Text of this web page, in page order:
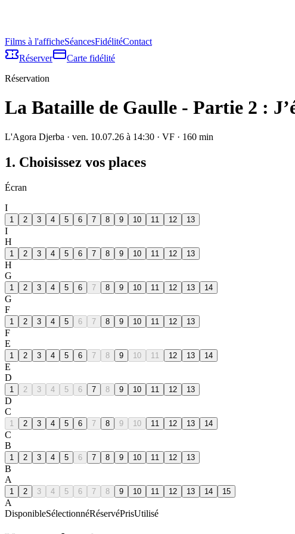
Films à l'afficheSéancesFidélitéContact
Réserver
Carte fidélité
Réservation
La Bataille de Gaulle - Partie 2 :
L'Agora Djerba · ven. 10.07.26 à 14:30 · VF · 160 min
1. Choisissez vos places
Écran
I
1 2 3 4 5 6 7 8 9 10 11 12 13
I
H
1 2 3 4 5 6 7 8 9 10 11 12 13
H
G
1 2 3 4 5 6 7 8 9 10 11 12 13 14
G
F
1 2 3 4 5 6 7 8 9 10 11 12 13
F
E
1 2 3 4 5 6 7 8 9 10 11 12 13 14
E
D
1 2 3 4 5 6 7 8 9 10 11 12 13
D
C
1 2 3 4 5 6 7 8 9 10 11 12 13 14
C
B
1 2 3 4 5 6 7 8 9 10 11 12 13
B
A
1 2 3 4 5 6 7 8 9 10 11 12 13 14 15
A
DisponibleSélectionnéRéservéPrisUtilisé